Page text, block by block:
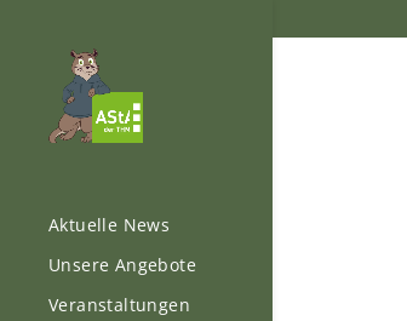
Aktuelle News
Unsere Angebote
Veranstaltungen